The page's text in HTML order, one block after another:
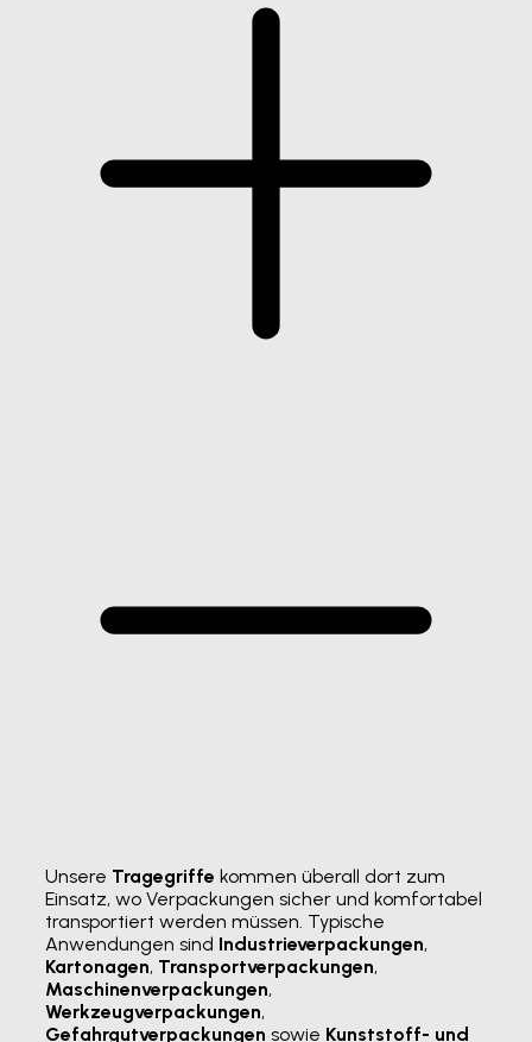
Unsere Tragegriffe kommen überall dort zum
Einsatz, wo Verpackungen sicher und komfortabel
transportiert werden müssen. Typische
Anwendungen sind Industrieverpackungen,
Kartonagen, Transportverpackungen,
Maschinenverpackungen,
Werkzeugverpackungen,
Gefahrgutverpackungen sowie Kunststoff- und